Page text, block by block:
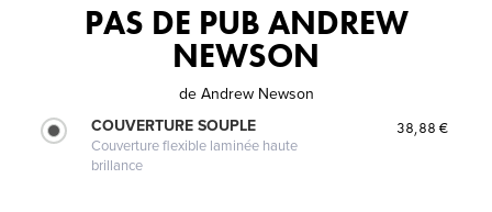
PAS DE PUB ANDREW
NEWSON
de Andrew Newson
COUVERTURE SOUPLE
Couverture flexible laminée haute
brillance
38,88 €